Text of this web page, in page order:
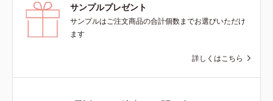
サンプルプレゼント
サンプルはご注文商品の合計個数までお選びいただけ
ます
詳しくはこちら